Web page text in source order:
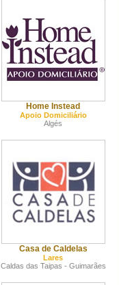
Home Instead
Apoio Domiciliário
Algés
Casa de Caldelas
Lares
Caldas das Taipas - Guimarães